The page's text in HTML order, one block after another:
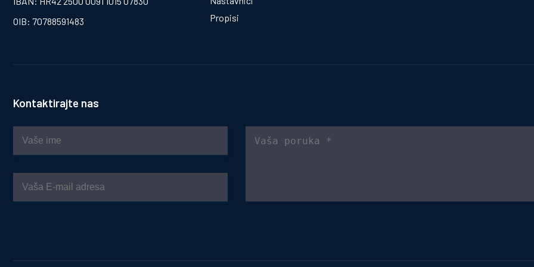
OIB: 70788591483
Propisi
Kontaktirajte nas